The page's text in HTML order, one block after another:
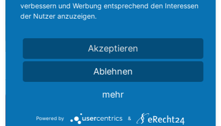
Wir unterstützen:
verbessern und Werbung entsprechend den Interessen
der Nutzer anzuzeigen.
Akzeptieren
Ablehnen
mehr
Powered by &